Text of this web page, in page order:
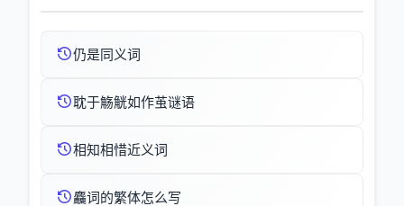
仍是同义词
耽于觞觥如作茧谜语
相知相惜近义词
麤词的繁体怎么写